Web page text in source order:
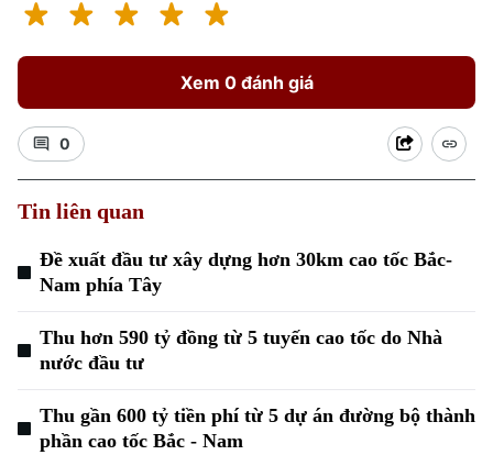
Xem 0 đánh giá
0
Tin liên quan
Đề xuất đầu tư xây dựng hơn 30km cao tốc Bắc-
Nam phía Tây
Thu hơn 590 tỷ đồng từ 5 tuyến cao tốc do Nhà
nước đầu tư
Thu gần 600 tỷ tiền phí từ 5 dự án đường bộ thành
phần cao tốc Bắc - Nam